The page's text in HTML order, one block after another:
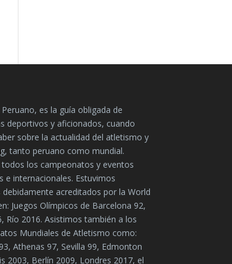
es la guía obligada de
deportivos y aficionados, cuando
sobre la actualidad del atletismo y
tanto peruano como mundial.
todos los campeonatos y eventos
e internacionales. Estuvimos
debidamente acreditados por la World
Juegos Olímpicos de Barcelona 92,
Río 2016. Asistimos también a los
Mundiales de Atletismo como:
Athenas 97, Sevilla 99, Edmonton
2003, Berlín 2009, Londres 2017, el